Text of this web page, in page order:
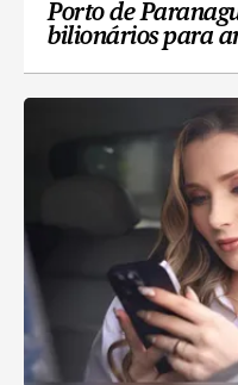
Porto de
bilionários para